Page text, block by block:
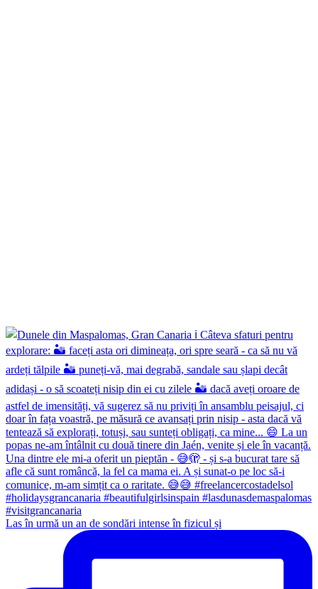
Las în urmă un an de sondări intense în fizicul și